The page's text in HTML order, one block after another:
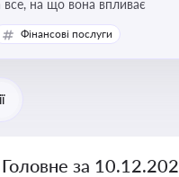
все, на що вона впливає
Фінансові послуги
Головне за